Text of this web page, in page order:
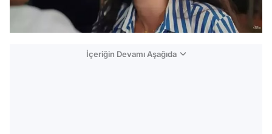
İçeriğin Devamı Aşağıda